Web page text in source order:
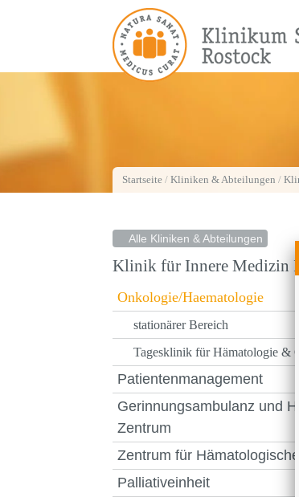
Startseite / Kliniken & Abteilungen /
Alle Kliniken & Abteilungen
Klinik für Innere Medizin
Onkologie/Haematologie
stationärer Bereich
Tagesklinik für Hämatologie &
Patientenmanagement
Gerinnungsambulanz und
Zentrum
Zentrum für
Palliativeinheit